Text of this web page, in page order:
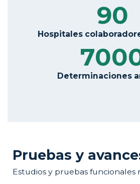
90
Hospitales
Determinaciones
Pruebas y
Estudios y pruebas funcionales